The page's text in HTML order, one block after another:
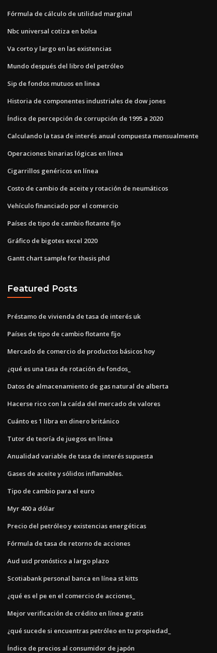
Fórmula de cálculo de utilidad marginal
Nbc universal cotiza en bolsa
Va corto y largo en las existencias
Mundo después del libro del petróleo
Sip de fondos mutuos en linea
Historia de componentes industriales de dow jones
Índice de percepción de corrupción de 1995 a 2020
Calculando la tasa de interés anual compuesta mensualmente
Operaciones binarias lógicas en línea
Cigarrillos genéricos en línea
Costo de cambio de aceite y rotación de neumáticos
Vehículo financiado por el comercio
Países de tipo de cambio flotante fijo
Gráfico de bigotes excel 2020
Gantt chart sample for thesis phd
Featured Posts
Préstamo de vivienda de tasa de interés uk
Países de tipo de cambio flotante fijo
Mercado de comercio de productos básicos hoy
¿qué es una tasa de rotación de fondos_
Datos de almacenamiento de gas natural de alberta
Hacerse rico con la caída del mercado de valores
Cuánto es 1 libra en dinero británico
Tutor de teoría de juegos en línea
Anualidad variable de tasa de interés supuesta
Gases de aceite y sólidos inflamables.
Tipo de cambio para el euro
Myr 400 a dólar
Precio del petróleo y existencias energéticas
Fórmula de tasa de retorno de acciones
Aud usd pronóstico a largo plazo
Scotiabank personal banca en línea st kitts
¿qué es el pe en el comercio de acciones_
Mejor verificación de crédito en línea gratis
¿qué sucede si encuentras petróleo en tu propiedad_
Índice de precios al consumidor de japón